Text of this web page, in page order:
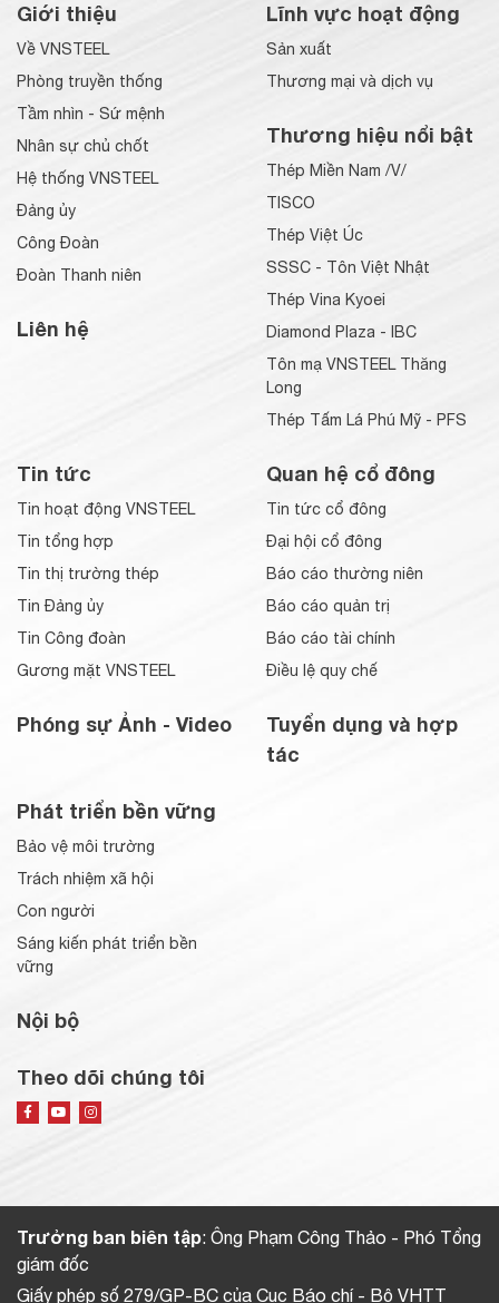
Giới thiệu
Về VNSTEEL
Phòng truyền thống
Tầm nhìn - Sứ mệnh
Nhân sự chủ chốt
Hệ thống VNSTEEL
Đảng ủy
Công Đoàn
Đoàn Thanh niên
Liên hệ
Lĩnh vực hoạt động
Sản xuất
Thương mại và dịch vụ
Thương hiệu nổi bật
Thép Miền Nam /V/
TISCO
Thép Việt Úc
SSSC - Tôn Việt Nhật
Thép Vina Kyoei
Diamond Plaza - IBC
Tôn mạ VNSTEEL Thăng
Long
Thép Tấm Lá Phú Mỹ - PFS
Tin tức
Tin hoạt động VNSTEEL
Tin tổng hợp
Tin thị trường thép
Tin Đảng ủy
Tin Công đoàn
Gương mặt VNSTEEL
Phóng sự Ảnh - Video
Quan hệ cổ đông
Tin tức cổ đông
Đại hội cổ đông
Báo cáo thường niên
Báo cáo quản trị
Báo cáo tài chính
Điều lệ quy chế
Tuyển dụng và hợp
tác
Phát triển bền vững
Bảo vệ môi trường
Trách nhiệm xã hội
Con người
Sáng kiến phát triển bền
vững
Nội bộ
Theo dõi chúng tôi
Trưởng ban biên tập: Ông Phạm Công Thảo - Phó Tổng
giám đốc
Giấy phép số 279/GP-BC của Cục Báo chí - Bộ VHTT